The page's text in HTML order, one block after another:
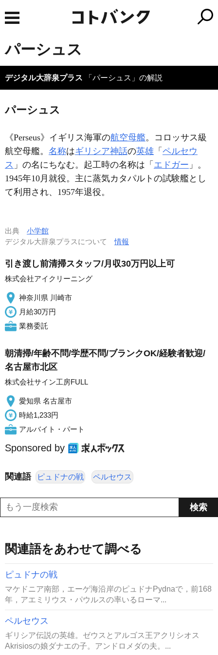
パーシュス
デジタル大辞泉プラス 「パーシュス」の解説
パーシュス
《Perseus》イギリス海軍の航空母艦。コロッサス級
航空母艦。 名称はギリシア神話の英雄 「 ペルセウ
ス 」の名にちなむ。起工時の名称は「 エドガー 」。
1945年10月就役。主に蒸気カタパルトの試験艦とし
て利用され、1957年退役。
出典 小学館
デジタル大辞泉プラスについて情報
引き渡し前清掃スタッフ/月収30万円以上可
株式会社アイクリーニング
神奈川県 川崎市
月給30万円
業務委託
朝清掃/年齢不問/学歴不問/ブランクOK/経験者歓迎/
名古屋市北区
株式会社サイン工房FULL
愛知県 名古屋市
時給1,233円
アルバイト・パート
Sponsored by
関連語 ピュドナの戦 ペルセウス
関連語をあわせて調べる
ピュドナの戦
マケドニア南部，エーゲ海沿岸のピュドナPydnaで，前168
年，アエミリウス・パウルスの率いるローマ...
ペルセウス
ギリシア伝説の英雄。ゼウスとアルゴス王アクリシオス
Akrisiosの娘ダナエの子。アンドロメダの夫。...